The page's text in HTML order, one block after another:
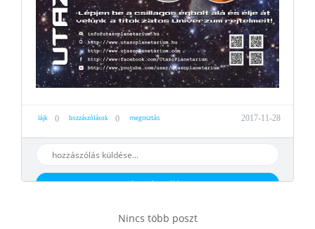
lájk 0 hozzászólások 0 megosztás 2017-11-28
hozzáaszólás
Nincs több poszt